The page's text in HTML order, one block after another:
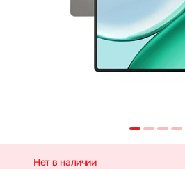
Нет в наличии